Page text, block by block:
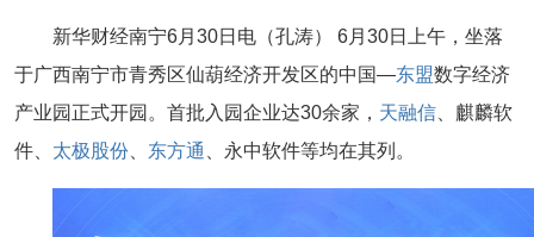
新华财经南宁6月30日电 （孔涛） 6月30日上午，坐落
于广西南宁市青秀区仙葫经济开发区的中国—东盟数字经济
产业园正式开园。首批入园企业达30余家 ， 天融信 、麒麟软
件、 太极股份 东方通 、永中软件等均在其列。